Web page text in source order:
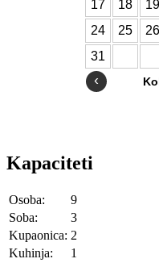
Kapaciteti
Osoba:
9
Soba:
3
Kupaonica: 2
Kuhinja:
1